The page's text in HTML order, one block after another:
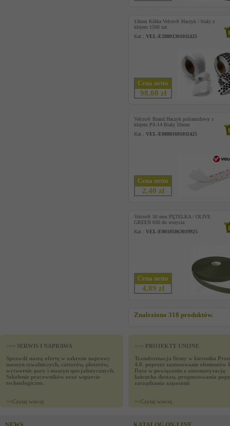
13mm Kółka Velcro® Haczyk / biały z
klejem 1500 szt.
Kat.: VEL-E28801301011425
Cena netto
98,08 zł
Velcro® Brand Haczyk poliamidowy z
klejem PS-14 Biały 16mm
Kat.: VEL-E08801601011425
Cena netto
2,40 zł
Velcro® 50 mm PĘTELKA / OLIVE
GREEN 630 do wszycia
Kat.: VEL-E00105063019925
Cena netto
4,89 zł
Znaleziono 318 produktów.
>>> SERWIS I NAPRAWA
Sprawdź naszą ofertę w zakresie naprawy
maszyn szwalniczych, cutterów, ploterów,
wytwornic pary i maszyn specjalistycznych.
Szkolenie pracowników oraz wsparcie
technologiczne.
>>Czytaj wiecej
>>> PROJEKTY UNIJNE
Transformacja firmy w kierunku
4.0. poprzez zastosowanie elementów
Data w powiązaniu z automatyzacją
łańcucha dostaw, prognozowania
zarządzania zapasami
>>Czytaj wiecej